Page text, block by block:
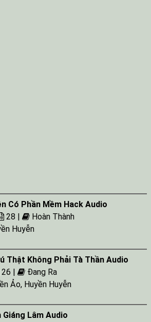
Có Phần Mềm Hack Audio
28 |
Hoàn Thành
Huyễn
Thật Không Phải Tà Thần Audio
26 |
Đang Ra
Ảo, Huyền Huyễn
Giáng Lâm Audio